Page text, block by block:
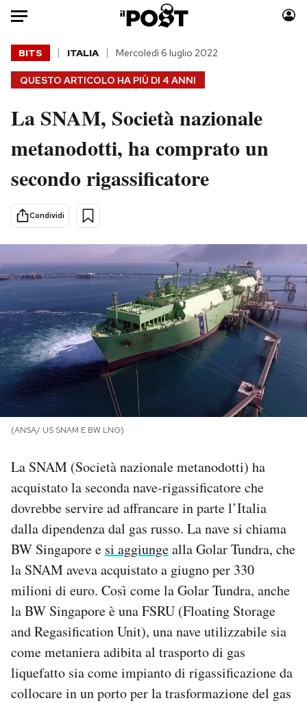
Auto
HOME
Italia
Politica
Tecnologia
Scienza
Sport
Moda
Consumismi
Storie/Idee
Altrecose
Mondiali calcio 2026
PODCAST
NEWSLETTER
I MIEI PREFERITI
SHOP
CALENDARIO
AREA PERSONALE
Area Personale
Newsletter
Notifiche mobile
Regala il Post
Hai bisogno di aiuto?
Esci
QUESTO ARTICOLO HA PIÙ DI 4 ANNI
BITS ITALIA Mercoledì 6 luglio 2022
La SNAM, Società nazionale
metanodotti, ha comprato un
secondo rigassificatore
Condividi
(ANSA/ US SNAM E BW LNG)
La SNAM (Società nazionale metanodotti) ha
acquistato la seconda nave-rigassificatore che
dovrebbe servire ad affrancare in parte l’Italia
dalla dipendenza dal gas russo. La nave si chiama
BW Singapore e si aggiungealla Golar Tundra, che
la SNAM aveva acquistato a giugno per 330
milioni di euro. Così come la Golar Tundra, anche
la BW Singapore è una FSRU (Floating Storage
and Regasification Unit), una nave utilizzabile sia
come metaniera adibita al trasporto di gas
liquefatto sia come impianto di rigassificazione da
collocare in un porto per la trasformazione del gas